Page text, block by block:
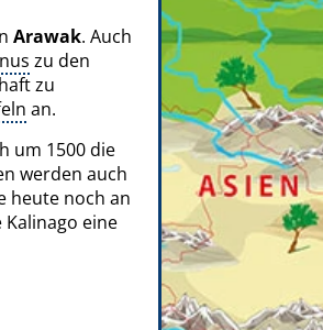
Arawak. Auch
zu den
zu
an.
um 1500 die
werden auch
heute noch an
eine